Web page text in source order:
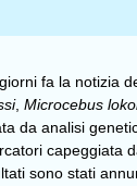
fa la notizia
,Microcebus
da analisi
capeggiata
sono stati